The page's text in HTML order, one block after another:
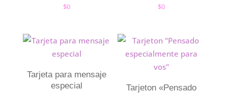
$0 $0
Tarjeta para mensaje
especial
Tarjeton «Pensado